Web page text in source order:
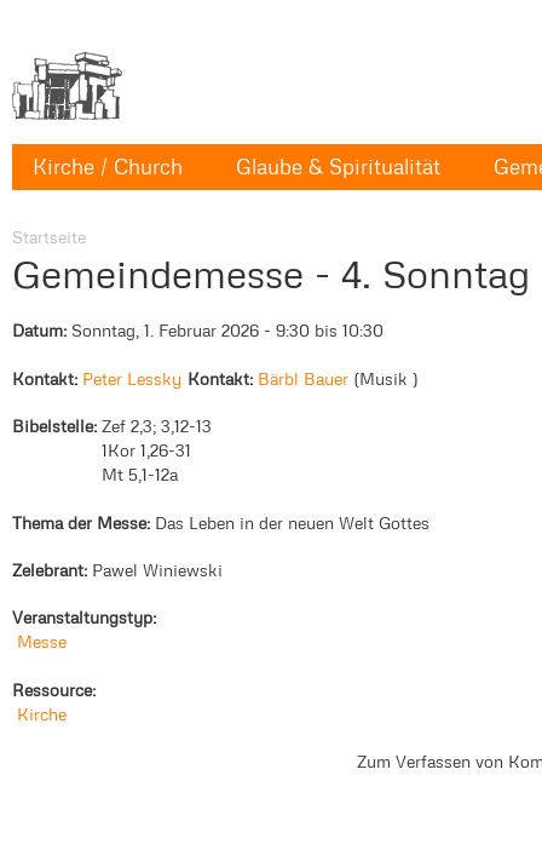
Kirche / Church Glaube & Spiritualität
Startseite
Gemeindemesse - 4.
Datum: Sonntag, 1. Februar 2026 - 9:30 bis 10:30
Kontakt: Peter Lessky Kontakt: Bärbl Bauer Musik
Bibelstelle: Zef 2,3; 3,12-13
1Kor 1,26-31
Mt 5,1-12a
Thema der Messe: Das Leben in der neuen Welt Gottes
Zelebrant: Pawel Winiewski
Veranstaltungstyp:
Messe
Ressource:
Kirche
Zum Verfassen von